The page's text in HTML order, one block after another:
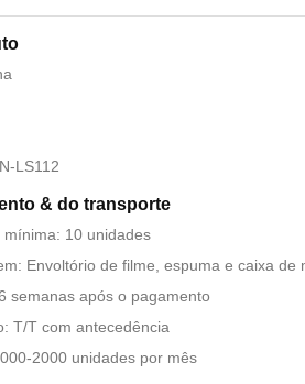
LS112
& do transporte
10 unidades
Envoltório de filme, espuma e caixa de
semanas após o pagamento
T/T com antecedência
2000 unidades por mês